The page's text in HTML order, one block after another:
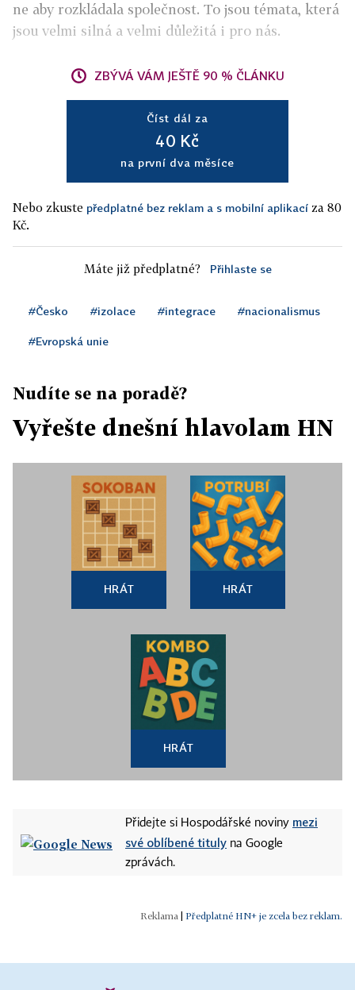
ne aby rozkládala společnost. To jsou témata, která
jsou velmi silná a velmi důležitá i pro nás.
ZBÝVÁ VÁM JEŠTĚ 90 % ČLÁNKU
Číst dál za
40 Kč
na první dva měsíce
Nebo zkuste předplatné bez reklam a s mobilní aplikací za 80
Kč.
Máte již předplatné? Přihlaste se
#Česko #izolace #integrace #nacionalismus
#Evropská unie
Nudíte se na poradě?
Vyřešte dnešní hlavolam HN
HRÁT HRÁT
HRÁT
Přidejte si Hospodářské noviny mezi
své oblíbené tituly na Google
zprávách.
Předplatné HN+ je zcela bez reklam.